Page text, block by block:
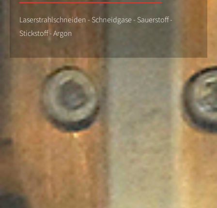
Laserstrahlschneiden - Schneidgase - Sauerstoff -
Stickstoff - Argon